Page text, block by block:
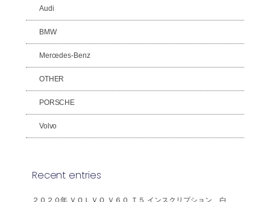
Audi
BMW
Mercedes-Benz
OTHER
PORSCHE
Volvo
Recent entries
２０２０年 ＶＯＬＶＯ Ｖ６０ Ｔ５ インスクリプション 白